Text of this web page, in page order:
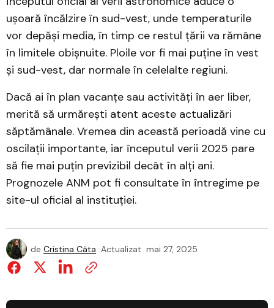
ușoară încălzire în sud-vest, unde temperaturile
vor depăși media, în timp ce restul țării va rămâne
în limitele obișnuite. Ploile vor fi mai puține în vest
și sud-vest, dar normale în celelalte regiuni.
Dacă ai în plan vacanțe sau activități în aer liber,
merită să urmărești atent aceste actualizări
săptămânale. Vremea din această perioadă vine cu
oscilații importante, iar începutul verii 2025 pare
să fie mai puțin previzibil decât în alți ani.
Prognozele ANM pot fi consultate în întregime pe
site-ul oficial al instituției.
de Cristina Câta Actualizat mai 27, 2025